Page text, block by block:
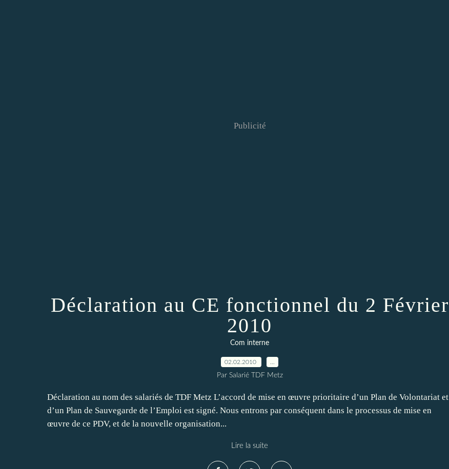
Publicité
Déclaration au CE fonctionnel du 2 Février
2010
Com interne
02.02.2010
Par Salarié TDF Metz
Déclaration au nom des salariés de TDF Metz L’accord de mise en œuvre prioritaire d’un Plan de Volontariat et
d’un Plan de Sauvegarde de l’Emploi est signé. Nous entrons par conséquent dans le processus de mise en
œuvre de ce PDV, et de la nouvelle organisation...
Lire la suite